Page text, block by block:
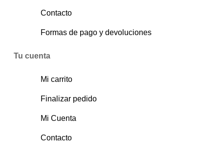
Contacto
Formas de pago y devoluciones
Tu cuenta
Mi carrito
Finalizar pedido
Mi Cuenta
Contacto